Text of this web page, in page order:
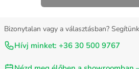
Bizonytalan vagy a választásban?
Hívj minket: +36 30 500 9767